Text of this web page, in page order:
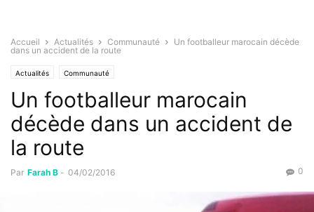
Accueil Actualités Communauté
Un footballeur marocain décède
dans un accident de la route
Actualités Communauté
Un footballeur marocain
décède dans un accident de
la route
Par Farah B - 04/02/2016 0